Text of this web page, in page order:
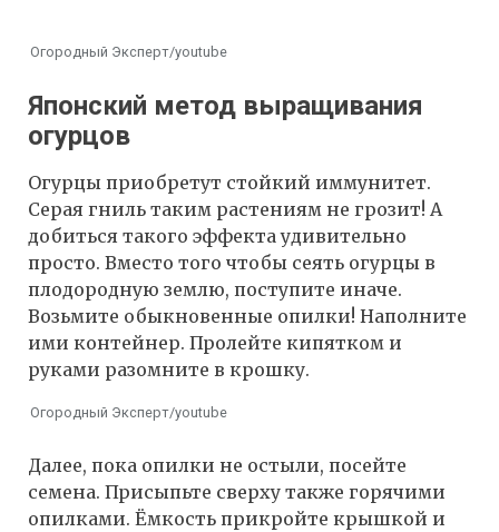
Огородный Эксперт/youtube
Японский метод выращивания
огурцов
Огурцы приобретут стойкий иммунитет.
Серая гниль таким растениям не грозит! А
добиться такого эффекта удивительно
просто. Вместо того чтобы сеять огурцы в
плодородную землю, поступите иначе.
Возьмите обыкновенные опилки! Наполните
ими контейнер. Пролейте кипятком и
руками разомните в крошку.
Огородный Эксперт/youtube
Далее, пока опилки не остыли, посейте
семена. Присыпьте сверху также горячими
опилками. Ёмкость прикройте крышкой и